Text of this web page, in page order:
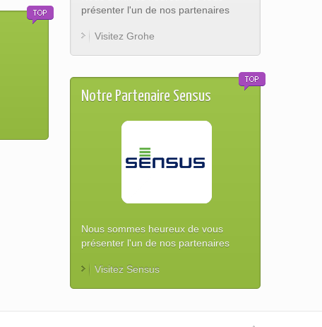
présenter l'un de nos partenaires
Visitez Grohe
Notre Partenaire Sensus
Nous sommes heureux de vous
présenter l'un de nos partenaires
Visitez Sensus